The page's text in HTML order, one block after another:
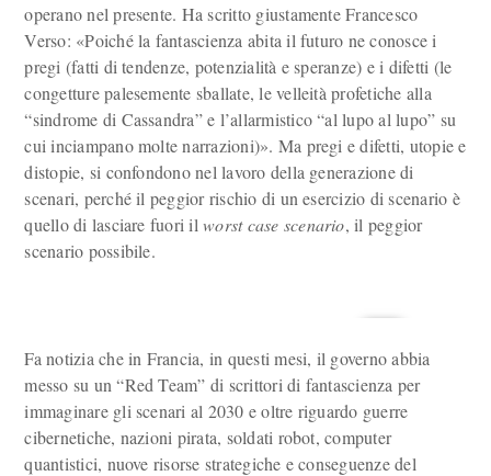
operano nel presente. Ha scritto giustamente Francesco
Verso: «Poiché la fantascienza abita il futuro ne conosce i
pregi (fatti di tendenze, potenzialità e speranze) e i difetti (le
congetture palesemente sballate, le velleità profetiche alla
“sindrome di Cassandra” e l’allarmistico “al lupo al lupo” su
cui inciampano molte narrazioni)». Ma pregi e difetti, utopie e
distopie, si confondono nel lavoro della generazione di
scenari, perché il peggior rischio di un esercizio di scenario è
quello di lasciare fuori ilworst case scenario, il peggior
scenario possibile.
Fa notizia che in Francia, in questi mesi, il governo abbia
messo su un “Red Team” di scrittori di fantascienza per
immaginare gli scenari al 2030 e oltre riguardo guerre
cibernetiche, nazioni pirata, soldati robot, computer
quantistici, nuove risorse strategiche e conseguenze del